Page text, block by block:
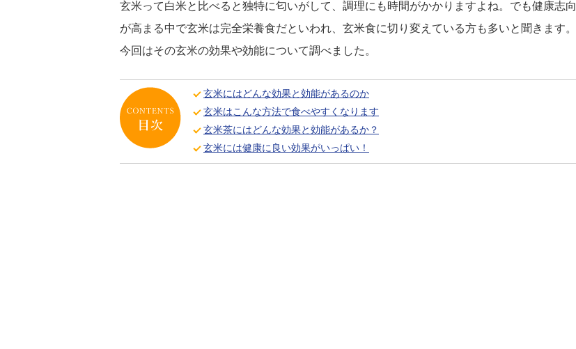
玄米って白米と比べると独特に匂いがして、調理にも時間がかかりますよね。でも健康志向
が高まる中で玄米は完全栄養食だといわれ、玄米食に切り変えている方も多いと聞きます。
今回はその玄米の効果や効能について調べました。
玄米にはどんな効果と効能があるのか
玄米はこんな方法で食べやすくなります
玄米茶にはどんな効果と効能があるか？
玄米には健康に良い効果がいっぱい！